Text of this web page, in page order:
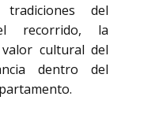
del
recorrido, la
cultural del
dentro del